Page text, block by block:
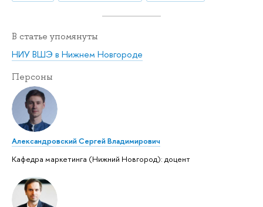
В статье упомянуты
НИУ ВШЭ в Нижнем Новгороде
Персоны
Александровский Сергей Владимирович
Кафедра маркетинга (Нижний Новгород): доцент